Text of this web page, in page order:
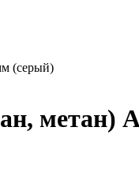
(серый)
метан)